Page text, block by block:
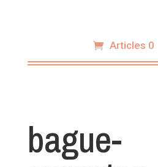
Articles 0
bague-